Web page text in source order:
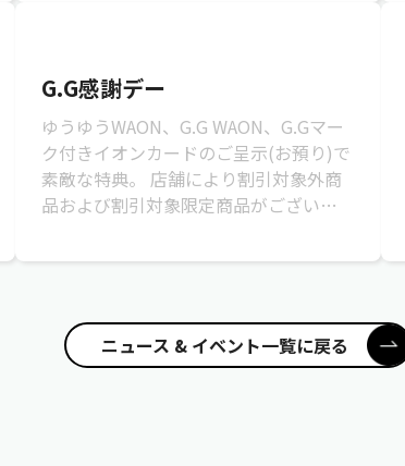
G.G感謝デー
ゆうゆうWAON、G.G WAON、G.Gマー
ク付きイオンカードのご呈示(お預り)で
素敵な特典。 店舗により割引対象外商
品および割引対象限定商品がございます
ニュース & イベント一覧に戻る